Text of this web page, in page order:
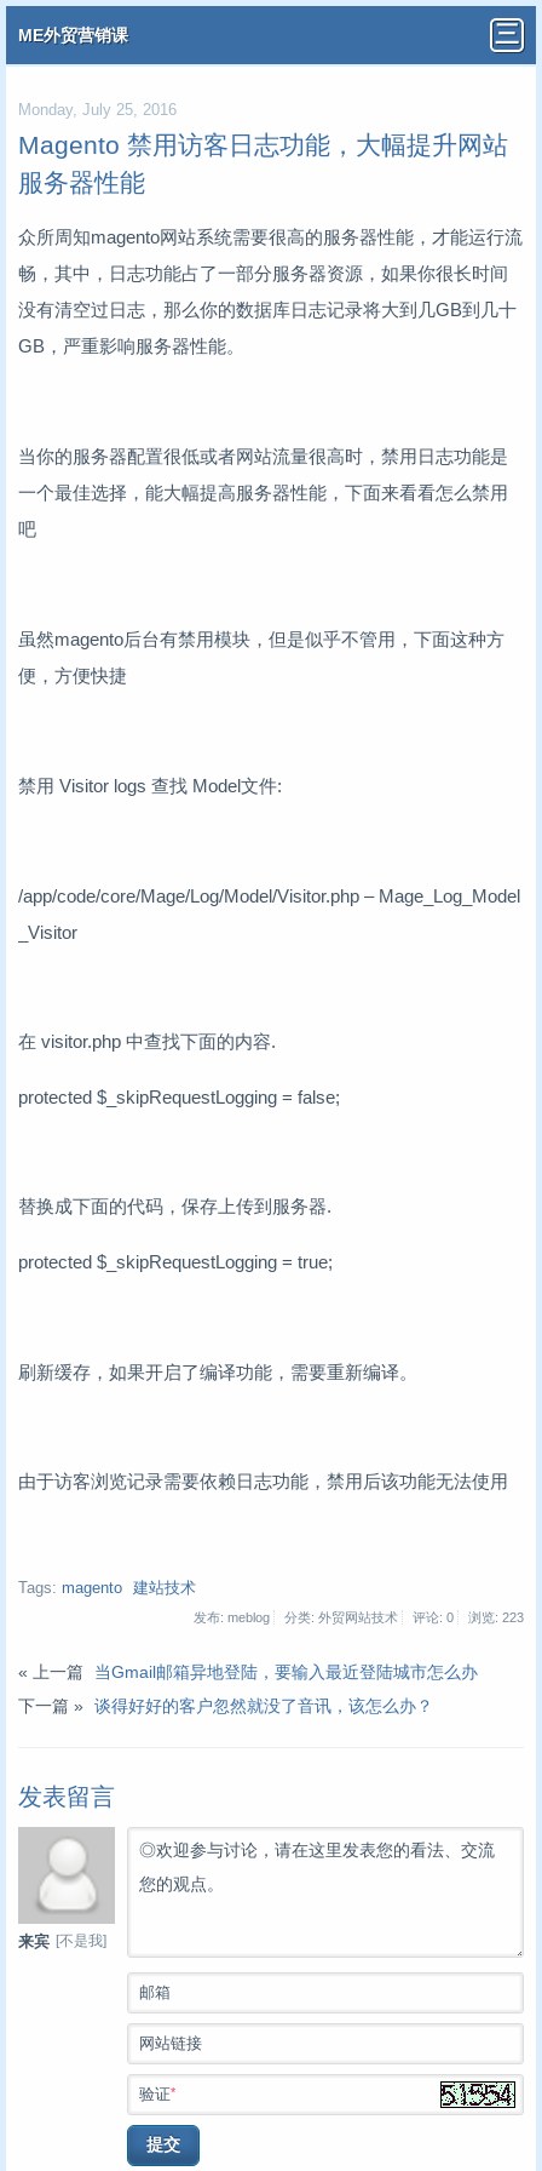
ME外贸营销课
Monday, July 25, 2016
Magento 禁用访客日志功能，大幅提升网站
服务器性能
众所周知magento网站系统需要很高的服务器性能，才能运行流
畅，其中，日志功能占了一部分服务器资源，如果你很长时间
没有清空过日志，那么你的数据库日志记录将大到几GB到几十
GB，严重影响服务器性能。
当你的服务器配置很低或者网站流量很高时，禁用日志功能是
一个最佳选择，能大幅提高服务器性能，下面来看看怎么禁用
吧
虽然magento后台有禁用模块，但是似乎不管用，下面这种方
便，方便快捷
禁用 Visitor logs 查找 Model文件:
/app/code/core/Mage/Log/Model/Visitor.php – Mage_Log_Model
_Visitor
在 visitor.php 中查找下面的内容.
protected $_skipRequestLogging = false;
替换成下面的代码，保存上传到服务器.
protected $_skipRequestLogging = true;
刷新缓存，如果开启了编译功能，需要重新编译。
由于访客浏览记录需要依赖日志功能，禁用后该功能无法使用
Tags: magento 建站技术
发布: meblog 分类: 外贸网站技术 评论: 0 浏览: 223
« 上一篇
当Gmail邮箱异地登陆，要输入最近登陆城市怎么办
下一篇 » 谈得好好的客户忽然就没了音讯，该怎么办？
发表留言
◎欢迎参与讨论，请在这里发表您的看法、交流
您的观点。
来宾 [不是我]
邮箱
网站链接
验证*
提交